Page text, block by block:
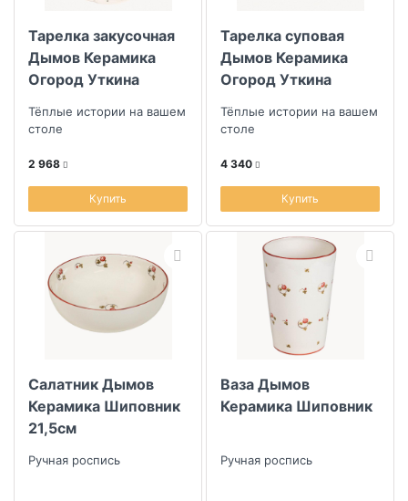
Тарелка закусочная
Дымов Керамика
Огород Уткина
Тёплые истории на вашем
столе
2 968
Купить
Тарелка суповая
Дымов Керамика
Огород Уткина
Тёплые истории на вашем
столе
4 340
Купить
Салатник Дымов
Керамика Шиповник
21,5см
Ручная роспись
Ваза Дымов
Керамика Шиповник
Ручная роспись